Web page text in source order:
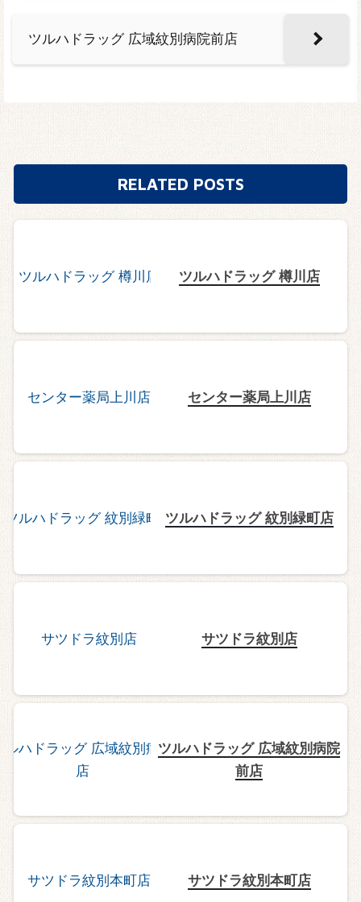
ツルハドラッグ 広域紋別病院前店
RELATED POSTS
ツルハドラッグ 樽川店
センター薬局上川店
ツルハドラッグ 紋別緑町店
サツドラ紋別店
ツルハドラッグ 広域紋別病院
前店
サツドラ紋別本町店